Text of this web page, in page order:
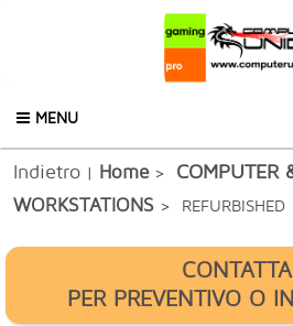
MENU
Indietro | Home> COMPUTER
WORKSTATIONS > REFURBISHED
PER PREVENTIVO O